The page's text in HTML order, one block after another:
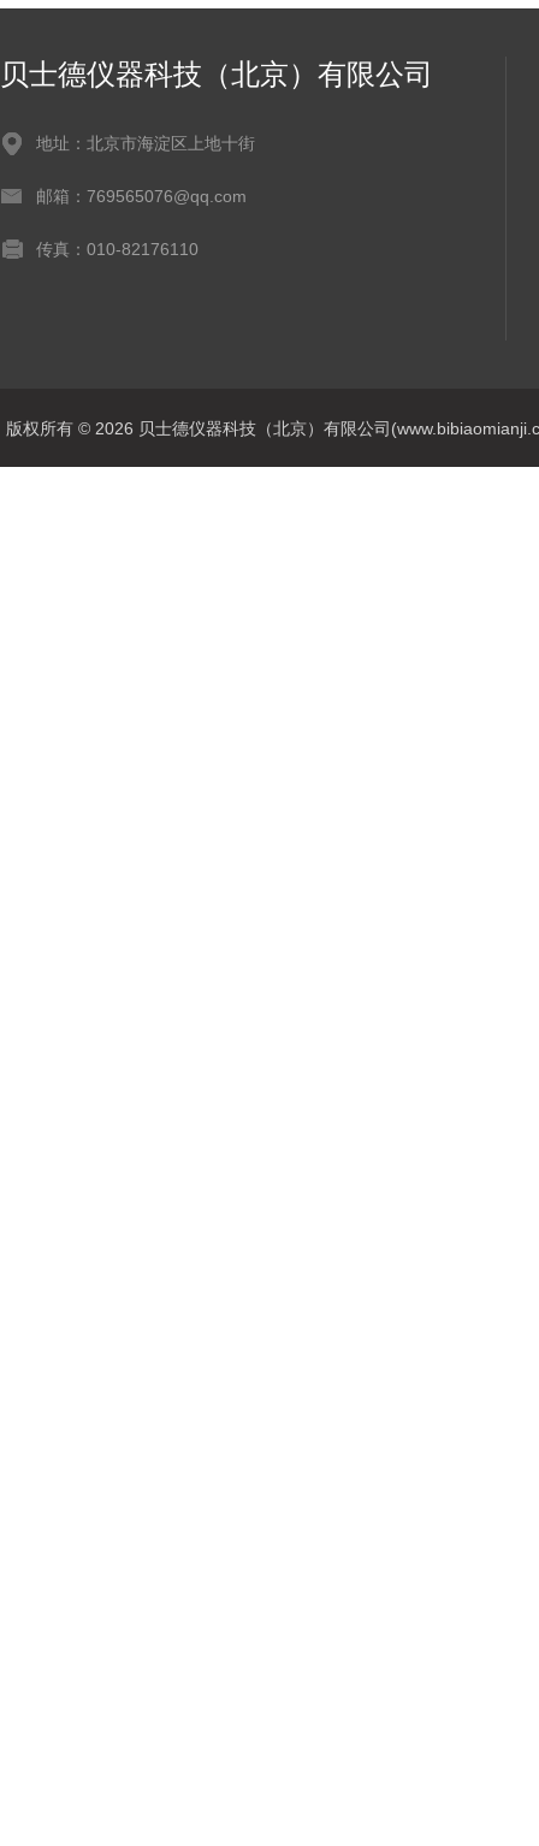
贝士德仪器科技（北京）有限公司
地址：北京市海淀区上地十街
邮箱：769565076@qq.com
传真：010-82176110
版权所有 © 2026 贝士德仪器科技（北京）有限公司